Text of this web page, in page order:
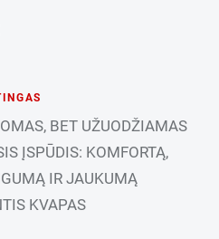
BET UŽUODŽIAMAS
ĮSPŪDIS: KOMFORTĄ,
IR JAUKUMĄ
KVAPAS